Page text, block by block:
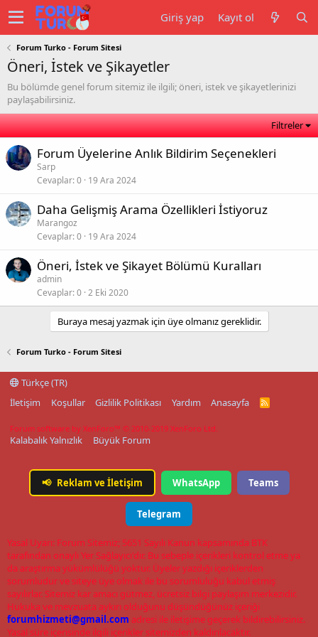
Giriş yap Kayıt ol
Forum Turko - Forum Sitesi
Öneri, İstek ve Şikayetler
Bu bölümde genel forum sitemiz ile ilgili; öneri, istek ve şikayetlerinizi
paylaşabilirsiniz.
Filtreler
Forum Üyelerine Anlık Bildirim Seçenekleri
Sarp
Cevaplar 0 19 Ara 2024
Daha Gelişmiş Arama Özellikleri İstiyoruz
Marangoz
Cevaplar 0 19 Ara 2024
Öneri, İstek ve Şikayet Bölümü Kuralları
admin
Cevaplar 0 2 Eki 2020
Buraya mesaj yazmak için üye olmanız gereklidir.
Forum Turko - Forum Sitesi
Türkçe (TR)
İletişim
Koşullar Gizlilik Politikası Yardım Anasayfa
R
Forum software by XenForo™ © 2010-2019 XenForo Ltd.
Kalabalık Yalnızlık Büyük Forum
📢 Reklam ve İletişim WhatsApp Teams
Telegram
Yasal Uyarı: Forum Sitemiz; 5651 Sayılı Kanun kapsamında BTK
tarafından onaylı Yer Sağlayıcı'dır. Bu sebeple içerikleri kontrol etme ya
da araştırma yükümlülüğü yoktur. Üyeler yazdığı içeriklerden
sorumludur ve siteye üye olmak ile bu sorumluluğu kabul etmiş
sayılırlar. Sitemiz kar amacı gütmez, ücretsiz bilgi paylaşım merkezidir.
Hukuka ve mevzuata aykırı olduğunu düşündüğünüz içeriği
forumhizmeti@gmail.com adresi ile iletişime geçerek bildirebilirsiniz.
Yasal süre içerisinde ilgili içerikler sitemizden kaldırılacaktır.